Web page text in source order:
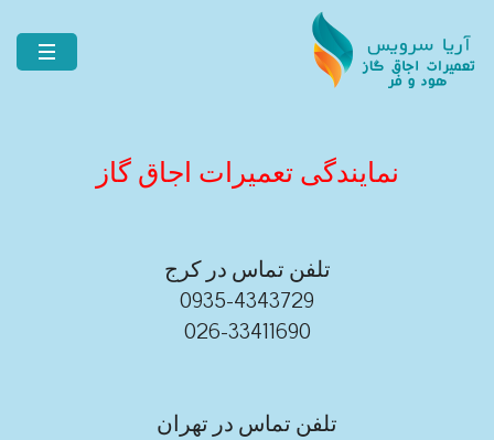
نمایندگی تعمیرات اجاق گاز
تلفن تماس در کرج
0935-4343729
026-33411690
تلفن تماس در تهران